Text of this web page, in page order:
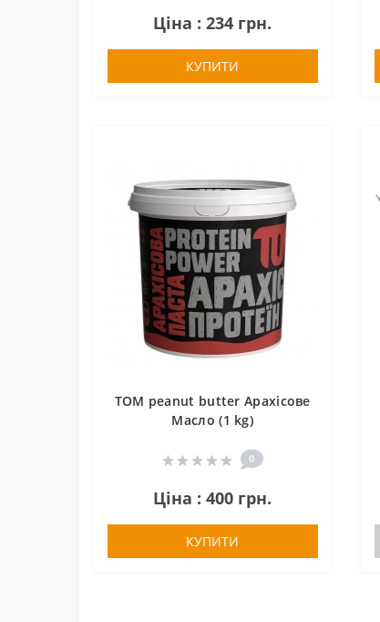
Ціна : 234 грн.
КУПИТИ
TOM peanut butter Арахісове
Масло (1 kg)
0
Ціна : 400 грн.
КУПИТИ